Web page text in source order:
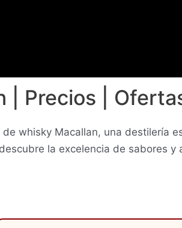
| Precios |
whisky Macallan, una destilería
la excelencia de sabores